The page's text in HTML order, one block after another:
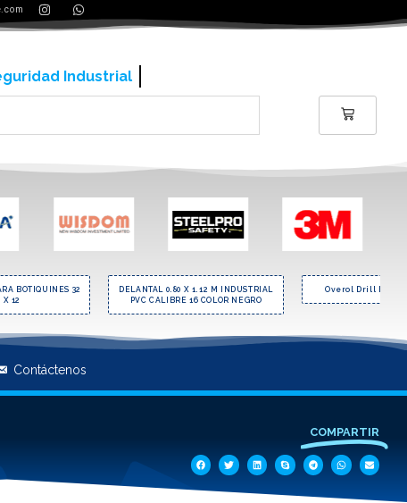
y contrucción
BOTIQUINES 32
X 12
DELANTAL 0.80 X 1.12 M INDUSTRIAL
PVC CALIBRE 16 COLOR NEGRO
Overol Drill
Contáctenos
COMPARTIR